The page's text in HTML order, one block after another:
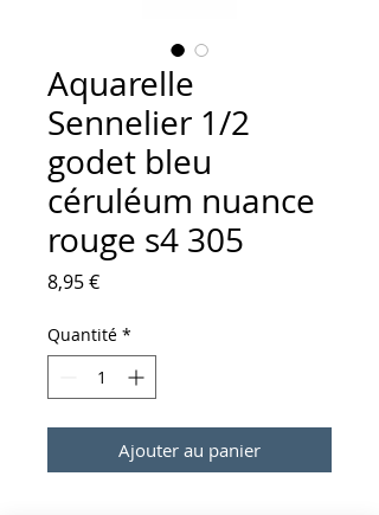
Aquarelle
Sennelier 1/2
godet bleu
céruléum nuance
rouge s4 305
8,95 €Prix
Quantité *
Ajouter au panier